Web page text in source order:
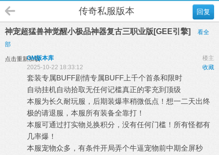
回复
传奇私服版本
神宠超猛兽神觉醒小极品神器复古三职业版[GEE引擎]
看全
部
点击重新加载 楼主
GM版本库
收藏
2025-10-22 18:33:12
套装专属BUFF剧情专属BUFF上千个首条和限时
自动挂机自动拾取无任何记槛真正的零充到顶级
本服为长久耐玩服，后期装爆率稍微低点！想一二天出终
极的请退服，本服所有装备全靠打！
本服可通过打实物兑换积分，没有任何门槛！所有怪都有
几率爆！
本服宠物众多，有条件开局弄个牛逼宠物前中期全屏秒